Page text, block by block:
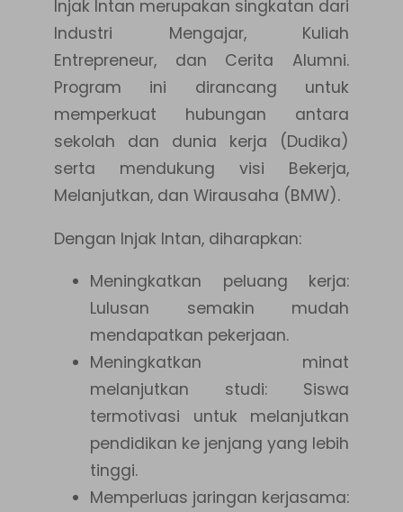
Injak Intan merupakan singkatan dari
Industri Mengajar, Kuliah
Entrepreneur, dan Cerita Alumni.
Program ini dirancang untuk
memperkuat hubungan antara
sekolah dan dunia kerja (Dudika)
serta mendukung visi Bekerja,
Melanjutkan, dan Wirausaha (BMW).
Dengan Injak Intan, diharapkan:
Meningkatkan peluang kerja:
Lulusan semakin mudah
mendapatkan pekerjaan.
Meningkatkan minat
melanjutkan studi: Siswa
termotivasi untuk melanjutkan
pendidikan ke jenjang yang lebih
tinggi.
Memperluas jaringan kerjasama: